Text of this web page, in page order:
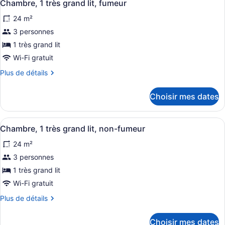
très
grand
lit,
non-
fumeur
grand
lit,
non-
fumeur
toutes
les
photos
pour
ce
de
1
très
grand
lit,
fumeur
Chambre, 1 très grand lit, fumeur
24 m²
3 personnes
1 très grand lit
Wi-Fi gratuit
Plus de détails
Plus
Chambre,
très
lit,
fumeur
Choisir mes dates
Afficher
toutes
les
photos
pour
ce
de
Une chambre d’hôtel avec un
4
Chambre, 1 très grand lit, non-fumeur
24 m²
3 personnes
1 très grand lit
Wi-Fi gratuit
Plus de détails
Plus
Choisir mes dates